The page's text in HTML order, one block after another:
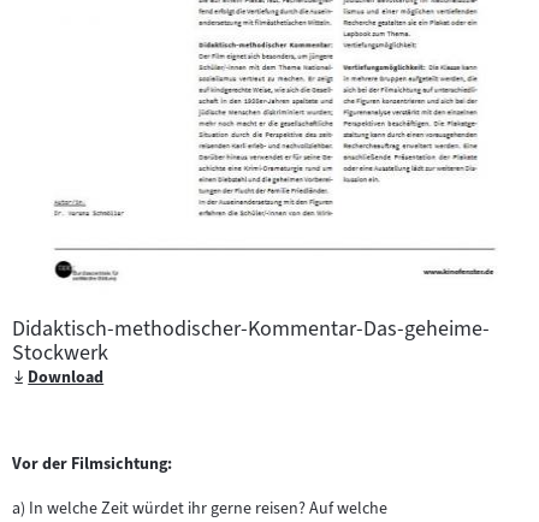
Didaktisch-methodischer-Kommentar-Das-geheime-
Stockwerk
Download
Vor der Filmsichtung:
a) In welche Zeit würdet ihr gerne reisen? Auf welche